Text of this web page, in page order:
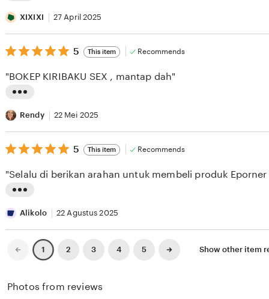
r
e
v
e
b
y
A
E
E
E
i
s
t
n
r
e
v
e
b
y
I
XIXIXI 27 April 2025
5
out
5
stars
5 This item Recommends
i
s
t
n
r
e
"BOKEP KIRIBAKU SEX , mantap dah"
Rendy 22 Mei 2025
5
out
5
stars
5 This item Recommends
i
s
"Selalu di berikan arahan untuk membeli produk Eporner
Alikolo 22 Agustus 2025
Previous
page
1 2 3 4 5
Next
page
Show other item
Photos from reviews